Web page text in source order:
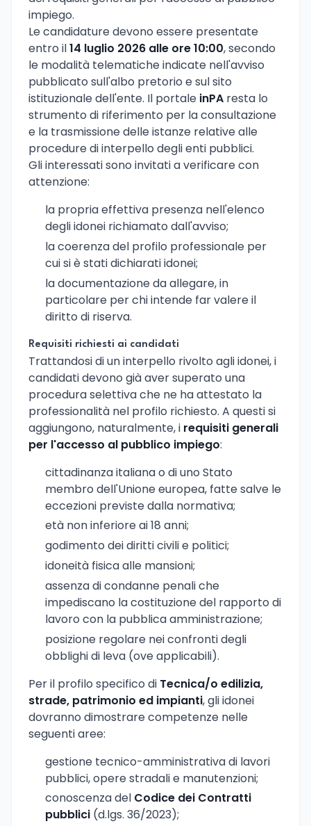
impiego.
Le candidature devono essere presentate
entro il14 luglio 2026 alle ore 10:00, secondo
le modalità telematiche indicate nell'avviso
pubblicato sull'albo pretorio e sul sito
istituzionale dell'ente. Il portale inPA resta lo
strumento di riferimento per la consultazione
e la trasmissione delle istanze relative alle
procedure di interpello degli enti pubblici.
Gli interessati sono invitati a verificare con
attenzione:
la propria effettiva presenza nell'elenco
degli idonei richiamato dall'avviso;
la coerenza del profilo professionale per
cui si è stati dichiarati idonei;
la documentazione da allegare, in
particolare per chi intende far valere il
diritto di riserva.
Requisiti richiesti ai candidati
Trattandosi di un interpello rivolto agli idonei, i
candidati devono già aver superato una
procedura selettiva che ne ha attestato la
professionalità nel profilo richiesto. A questi si
aggiungono, naturalmente, i requisiti generali
per l'accesso al pubblico impiego:
cittadinanza italiana o di uno Stato
membro dell'Unione europea, fatte salve le
eccezioni previste dalla normativa;
età non inferiore ai 18 anni;
godimento dei diritti civili e politici;
idoneità fisica alle mansioni;
assenza di condanne penali che
impediscano la costituzione del rapporto di
lavoro con la pubblica amministrazione;
posizione regolare nei confronti degli
obblighi di leva (ove applicabili).
Per il profilo specifico di Tecnica/o edilizia,
strade, patrimonio ed impianti, gli idonei
dovranno dimostrare competenze nelle
seguenti aree:
gestione tecnico-amministrativa di lavori
pubblici, opere stradali e manutenzioni;
conoscenza del Codice dei Contratti
pubblici (d.lgs. 36/2023);